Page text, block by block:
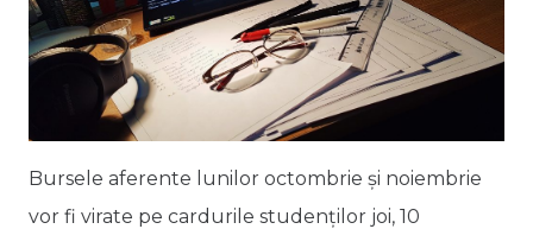
Bursele aferente lunilor octombrie și noiembrie
vor fi virate pe cardurile studenților joi, 10